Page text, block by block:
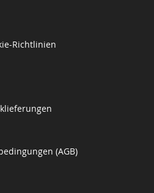
Richtlinien
(AGB)